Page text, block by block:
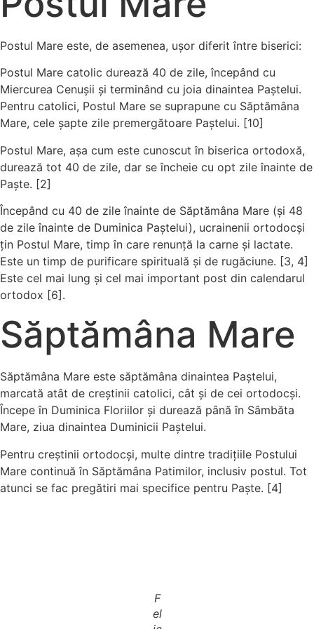
Postul Mare este, de asemenea, ușor diferit între biserici:
Postul Mare catolic durează 40 de zile, începând cu
Miercurea Cenușii și terminând cu joia dinaintea Paștelui.
Pentru catolici, Postul Mare se suprapune cu Săptămâna
Mare, cele șapte zile premergătoare Paștelui. [10]
Postul Mare, așa cum este cunoscut în biserica ortodoxă,
durează tot 40 de zile, dar se încheie cu opt zile înainte de
Paște. [2]
Începând cu 40 de zile înainte de Săptămâna Mare (și 48
de zile înainte de Duminica Paștelui), ucrainenii ortodocși
țin Postul Mare, timp în care renunță la carne și lactate.
Este un timp de purificare spirituală și de rugăciune. [3, 4]
Este cel mai lung și cel mai important post din calendarul
ortodox [6].
Săptămâna Mare
Săptămâna Mare este săptămâna dinaintea Paștelui,
marcată atât de creștinii catolici, cât și de cei ortodocși.
Începe în Duminica Floriilor și durează până în Sâmbăta
Mare, ziua dinaintea Duminicii Paștelui.
Pentru creștinii ortodocși, multe dintre tradițiile Postului
Mare continuă în Săptămâna Patimilor, inclusiv postul. Tot
atunci se fac pregătiri mai specifice pentru Paște. [4]
F
el